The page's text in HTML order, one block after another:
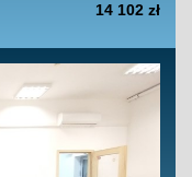
14 102 zł